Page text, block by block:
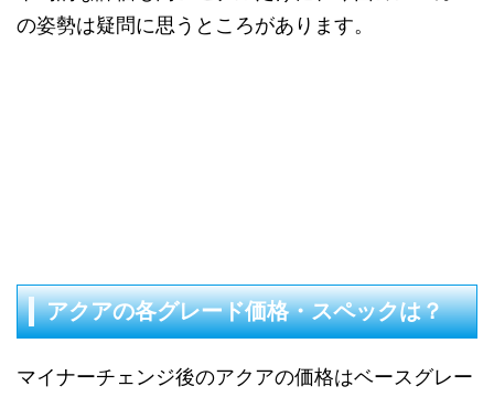
の姿勢は疑問に思うところがあります。
アクアの各グレード価格・スペックは？
マイナーチェンジ後のアクアの価格はベースグレー